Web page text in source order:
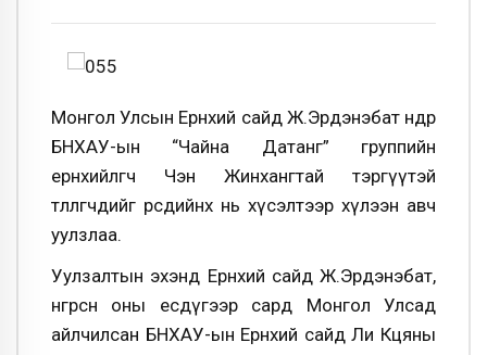
Монгол Улсын Ерөнхий сайд Ж.Эрдэнэбат өнөөдөр
БНХАУ-ын “Чайна Датанг” группийн
ерөнхийлөгч Чэн Жинхангтай тэргүүтэй
төлөөлөгчдийг өөрсдийнх нь хүсэлтээр хүлээн авч
уулзлаа.
Уулзалтын эхэнд Ерөнхий сайд Ж.Эрдэнэбат,
өнгөрсөн оны есдүгээр сард Монгол Улсад
айлчилсан БНХАУ-ын Ерөнхий сайд Ли Көцяны